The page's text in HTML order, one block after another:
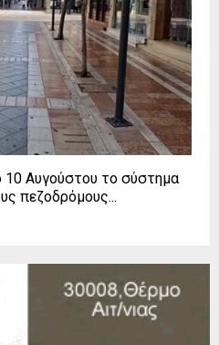
10 Αυγούστου το σύστημα
πεζοδρόμους...